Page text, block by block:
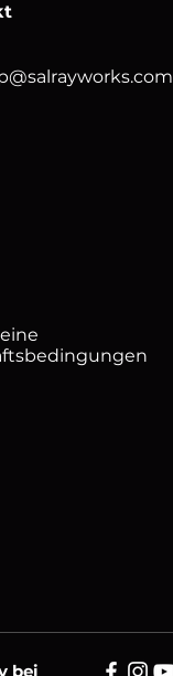
bei